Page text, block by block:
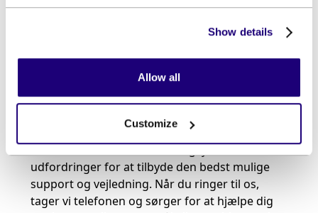
Show details
Allow all
Customize
konstant efter at levere innovative løsninger,
Vi ved, at betalingsmarkedet kan være
komplekst, og vi ønsker at være din pålidelige
partner i denne proces. Vi arbejder tæt
sammen med vores kunder og lytter til deres
udfordringer for at tilbyde den bedst mulige
support og vejledning. Når du ringer til os,
tager vi telefonen og sørger for at hjælpe dig